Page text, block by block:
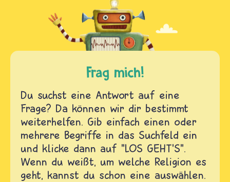
Frag mich!
Du suchst eine Antwort auf eine
Frage? Da können wir dir bestimmt
weiterhelfen. Gib einfach einen oder
mehrere Begriffe in das Suchfeld ein
und klicke dann auf "LOS GEHT'S".
Wenn du weißt, um welche Religion es
geht, kannst du schon eine auswählen.